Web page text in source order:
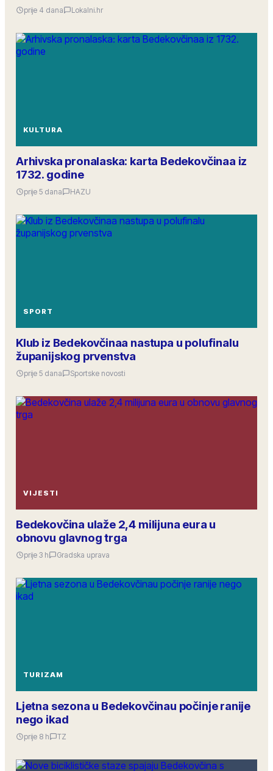
prije 4 dana Lokalni.hr
KULTURA
Arhivska pronalaska: karta Bedekovčinaa iz
1732. godine
prije 5 dana HAZU
SPORT
Klub iz Bedekovčinaa nastupa u polufinalu
županijskog prvenstva
prije 5 dana Sportske novosti
VIJESTI
Bedekovčina ulaže 2,4 milijuna eura u
obnovu glavnog trga
prije 3 h Gradska uprava
TURIZAM
Ljetna sezona u Bedekovčinau počinje ranije
nego ikad
prije 8 h TZ